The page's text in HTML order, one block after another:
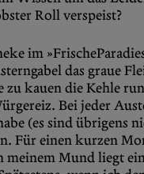
Roll verspeist?
im
das graue
zu kauen die Kehle
Bei jeder
(es sind übrigens
Für einen kurzen
meinem Mund liegt